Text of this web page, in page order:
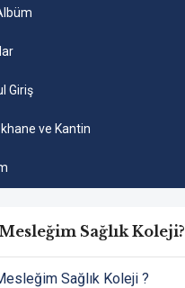
Giriş
ve Kantin
Sağlık Koleji?
Sağlık Koleji ?